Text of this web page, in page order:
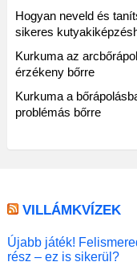
Hogyan neveld és
sikeres
Kurkuma az
érzékeny bőrre
Kurkuma a
problémás bőrre
VILLÁMKVÍZEK
Újabb játék!
rész – ez is sikerül?